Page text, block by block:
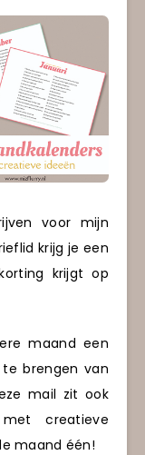
voor mijn
krijg je een
krijgt op
maand een
brengen van
mail zit ook
creatieve
maand één!